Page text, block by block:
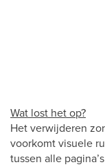
Wat lost het op?
Het verwijderen
voorkomt visuele
tussen alle